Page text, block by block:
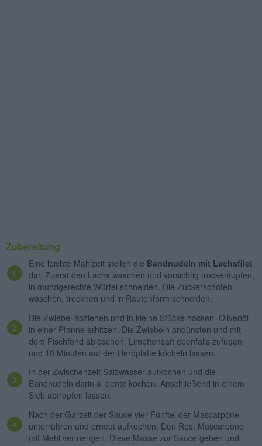
Zubereitung
Eine leichte Mahlzeit stellen die Bandnudeln mit Lachsfilet
dar. Zuerst den Lachs waschen und vorsichtig trockentupfen,
in mundgerechte Würfel schneiden. Die Zuckerschoten
waschen, trocknen und in Rautenform schneiden.
Die Zwiebel abziehen und in kleine Stücke hacken. Olivenöl
in einer Pfanne erhitzen. Die Zwiebeln andünsten und mit
dem Fischfond ablöschen. Limettensaft ebenfalls zufügen
und 10 Minuten auf der Herdplatte köcheln lassen.
In der Zwischenzeit Salzwasser aufkochen und die
Bandnudeln darin al dente kochen. Anschließend in einem
Sieb abtropfen lassen.
Nach der Garzeit der Sauce vier Fünftel der Mascarpone
unterrühren und erneut aufkochen. Den Rest Mascarpone
mit Mehl vermengen. Diese Masse zur Sauce geben und